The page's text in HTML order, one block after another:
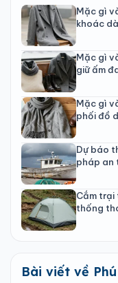
Mặc gì
khoác
Mặc gì
giữ ấm
Mặc gì
phối đồ
Dự báo
pháp an
Cắm trại
thống
Bài viết về